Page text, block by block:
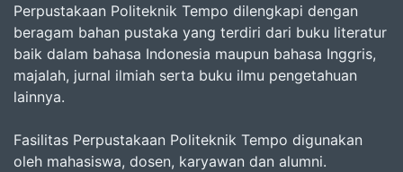
Perpustakaan Politeknik Tempo dilengkapi dengan
beragam bahan pustaka yang terdiri dari buku literatur
baik dalam bahasa Indonesia maupun bahasa Inggris,
majalah, jurnal ilmiah serta buku ilmu pengetahuan
lainnya.
Fasilitas Perpustakaan Politeknik Tempo digunakan
oleh mahasiswa, dosen, karyawan dan alumni.